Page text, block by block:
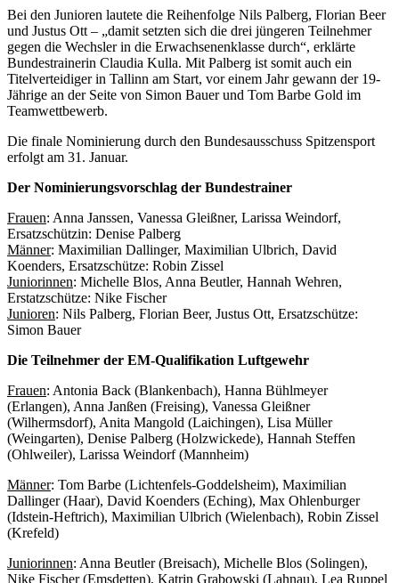
Bei den Junioren lautete die Reihenfolge Nils Palberg, Florian Beer
und Justus Ott – „damit setzten sich die drei jüngeren Teilnehmer
gegen die Wechsler in die Erwachsenenklasse durch“, erklärte
Bundestrainerin Claudia Kulla. Mit Palberg ist somit auch ein
Titelverteidiger in Tallinn am Start, vor einem Jahr gewann der 19-
Jährige an der Seite von Simon Bauer und Tom Barbe Gold im
Teamwettbewerb.
Die finale Nominierung durch den Bundesausschuss Spitzensport
erfolgt am 31. Januar.
Der Nominierungsvorschlag der Bundestrainer
Frauen: Anna Janssen, Vanessa Gleißner, Larissa Weindorf,
Ersatzschützin: Denise Palberg
Männer: Maximilian Dallinger, Maximilian Ulbrich, David
Koenders, Ersatzschütze: Robin Zissel
Juniorinnen: Michelle Blos, Anna Beutler, Hannah Wehren,
Erstatzschütze: Nike Fischer
Junioren: Nils Palberg, Florian Beer, Justus Ott, Ersatzschütze:
Simon Bauer
Die Teilnehmer der EM-Qualifikation Luftgewehr
Frauen: Antonia Back (Blankenbach), Hanna Bühlmeyer
(Erlangen), Anna Janßen (Freising), Vanessa Gleißner
(Wilhermsdorf), Anita Mangold (Laichingen), Lisa Müller
(Weingarten), Denise Palberg (Holzwickede), Hannah Steffen
(Ohlweiler), Larissa Weindorf (Mannheim)
Männer: Tom Barbe (Lichtenfels-Goddelsheim), Maximilian
Dallinger (Haar), David Koenders (Eching), Max Ohlenburger
(Idstein-Heftrich), Maximilian Ulbrich (Wielenbach), Robin Zissel
(Krefeld)
Juniorinnen: Anna Beutler (Breisach), Michelle Blos (Solingen),
Nike Fischer (Emsdetten), Katrin Grabowski (Lahnau), Lea Ruppel